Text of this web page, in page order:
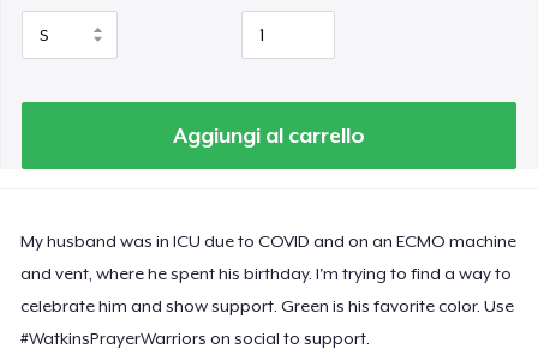
Aggiungi al carrello
My husband was in ICU due to COVID and on an ECMO machine
and vent, where he spent his birthday. I'm trying to find a way to
celebrate him and show support. Green is his favorite color. Use
#WatkinsPrayerWarriors on social to support.